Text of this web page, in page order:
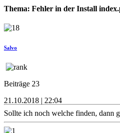
Thema: Fehler in der Install
Salvo
Beiträge 23
21.10.2018 | 22:04
Sollte ich noch welche finden, dann